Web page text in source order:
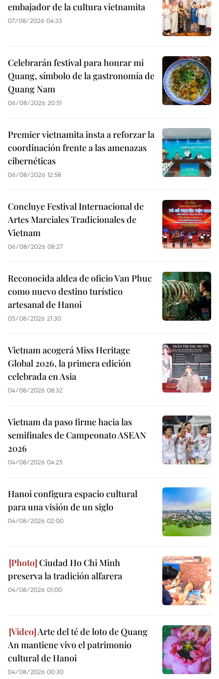
embajador de la cultura vietnamita
07/08/2026 04:33
Celebrarán festival para honrar mi
Quang, símbolo de la gastronomía de
Quang Nam
06/08/2026 20:51
Premier vietnamita insta a reforzar la
coordinación frente a las amenazas
cibernéticas
06/08/2026 12:58
Concluye Festival Internacional de
Artes Marciales Tradicionales de
Vietnam
06/08/2026 08:27
Reconocida aldea de oficio Van Phuc
como nuevo destino turístico
artesanal de Hanoi
05/08/2026 21:30
Vietnam acogerá Miss Heritage
Global 2026, la primera edición
celebrada en Asia
04/08/2026 08:32
Vietnam da paso firme hacia las
semifinales de Campeonato ASEAN
2026
04/08/2026 04:25
Hanoi configura espacio cultural
para una visión de un siglo
04/08/2026 02:00
Ciudad Ho Chi Minh
preserva la tradición alfarera
04/08/2026 01:00
Arte del té de loto de Quang
An mantiene vivo el patrimonio
cultural de Hanoi
04/08/2026 00:30